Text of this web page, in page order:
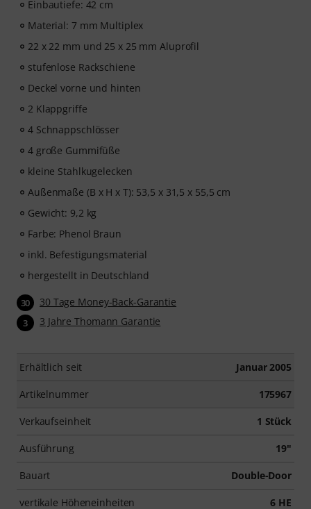
Einbautiefe: 42 cm
Material: 7 mm Multiplex
22 x 22 mm und 25 x 25 mm Aluprofil
stufenlose Rackschiene
Deckel vorne und hinten
2 Klappgriffe
4 Schnappschlösser
4 große Gummifüße
kleine Stahlkugelecken
Außenmaße (B x H x T): 53,5 x 31,5 x 55,5 cm
Gewicht: 9,2 kg
Farbe: Phenol Braun
inkl. Befestigungsmaterial
hergestellt in Deutschland
30 30 Tage Money-Back-Garantie
3 3 Jahre Thomann Garantie
Erhältlich seit Januar 2005
Artikelnummer 175967
Verkaufseinheit 1 Stück
Ausführung 19"
Bauart Double-Door
vertikale Höheneinheiten 6 HE